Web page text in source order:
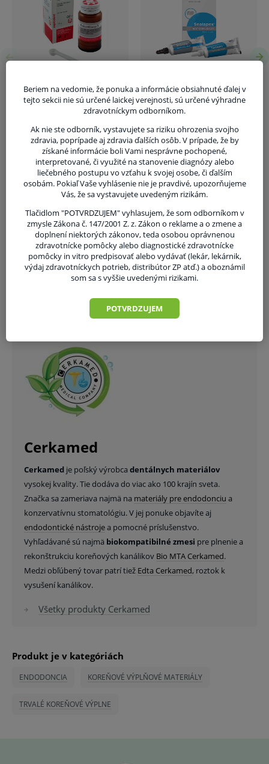
hygienických dôvodov možné odstúpiť od kúpnej
zmluvy v lehote 14 dní.
Súvisiaci tovar
Syntex miešacie
podložky, 30 ks
2,30 €
Skladom 8 ks
Cerkamed
Cerkamed je poľský výrobca dentálnych materiálov
vysokej kvality. Tie dodáva do viac ako 100 krajín sveta.
Značka sa zameriava najmä na materiály pre endodonciu a
konzervatívnu stomatológiu. V jej ponuke objavíte aj
endodontické nástrojea pomocné príslušenstvo.
Vyhľadávané sú najmä biokompatibilné zmesi pre plnenie a
rekonštrukciu koreňových kanálikov Bio MTA Cerkamed.
Medzi obľúbený tovar patrí tiež Edta Cerkamed, roztok k
vysušení kanálikov.
Všetky produkty Cerkamed
Produkt je v kategóriách
ENDODONCIA KOREŇOVÉ VÝPLŇOVÉ MATERIÁLY
TRVALÉ KOREŇOVÉ VÝPLNE
Beriem na vedomie, že ponuka a informácie obsiahnuté ďalej v
tejto sekcii nie sú určené laickej verejnosti, sú určené výhradne
zdravotníckym odborníkom.
Ak nie ste odborník, vystavujete sa riziku ohrozenia svojho
zdravia, poprípade aj zdravia ďalších osôb. V prípade, že by
získané informácie boli Vami nesprávne pochopené,
interpretované, či využité na stanovenie diagnózy alebo
liečebného postupu vo vzťahu k svojej osobe, či ďalším
osobám. Pokiaľ Vaše vyhlásenie nie je pravdivé, upozorňujeme
Vás, že sa vystavujete uvedeným rizikám.
Tlačidlom "POTVRDZUJEM" vyhlasujem, že som odborníkom v
zmysle Zákona č. 147/2001 Z. z. Zákon o reklame a o zmene a
doplnení niektorých zákonov, teda osobou oprávnenou
zdravotnícke pomôcky alebo diagnostické zdravotnícke
pomôcky in vitro predpisovať alebo vydávať (lekár, lekárnik,
výdaj zdravotníckych potrieb, distribútor ZP atď.) a oboznámil
som sa s vyššie uvedenými rizikami.
POTVRDZUJEM